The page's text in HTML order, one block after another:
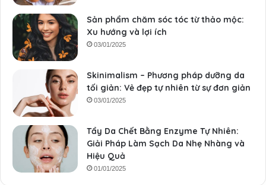
Sản phẩm chăm sóc tóc từ thảo mộc:
Xu hướng và lợi ích
03/01/2025
Skinimalism – Phương pháp dưỡng da
tối giản: Vẻ đẹp tự nhiên từ sự đơn giản
03/01/2025
Tẩy Da Chết Bằng Enzyme Tự Nhiên:
Giải Pháp Làm Sạch Da Nhẹ Nhàng và
Hiệu Quả
01/01/2025